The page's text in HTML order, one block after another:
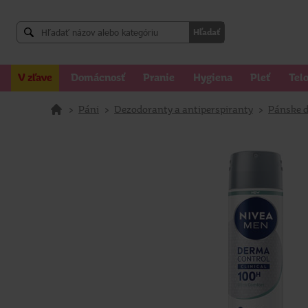
Hľadať
V zľave Domácnosť Pranie Hygiena Pleť Telo
> Páni > Dezodoranty a antiperspiranty > Pánske